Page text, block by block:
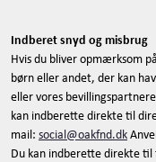
Indberet snyd og misbrug
Hvis du bliver opmærksom
børn eller andet, der kan
eller vores
kan indberette direkte til
mail: social@oakfnd.dk
Du kan indberette direkte til